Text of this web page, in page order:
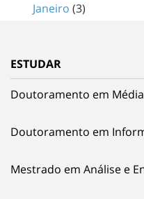
Janeiro (3)
ESTUDAR
Doutoramento em
Doutoramento em
Mestrado em Análise e